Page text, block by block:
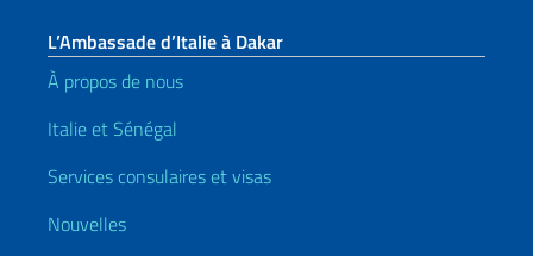
L’Ambassade d’Italie à Dakar
À propos de nous
Italie et Sénégal
Services consulaires et visas
Nouvelles